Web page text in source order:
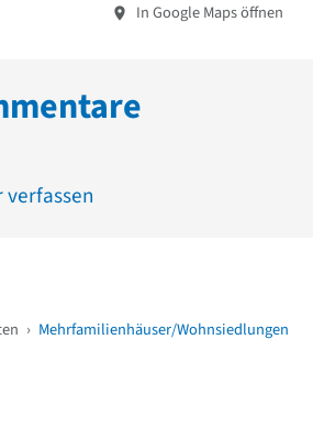
In Google Maps öffnen
› Mehrfamilienhäuser/Wohnsiedlungen